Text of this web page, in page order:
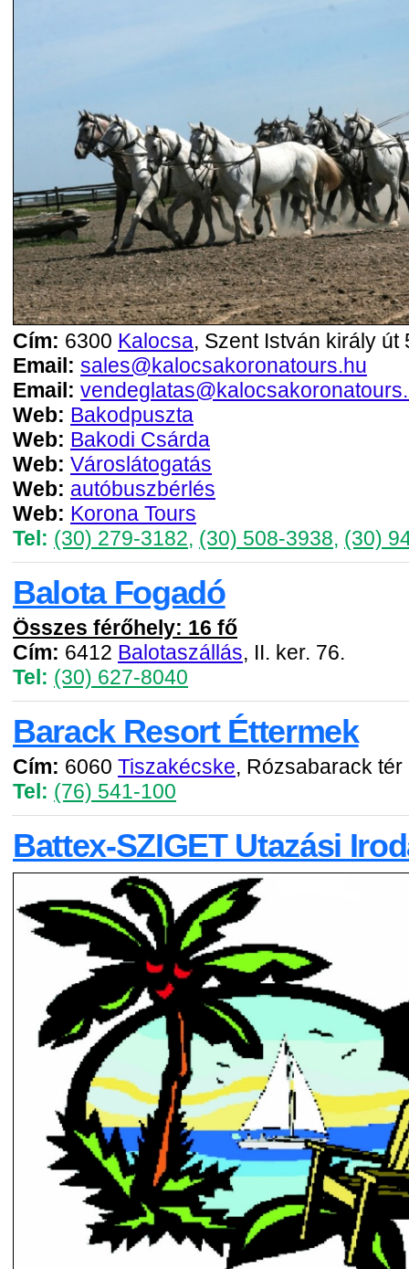
Cím: 6300 Kalocsa, Szent István király út
Email: sales@kalocsakoronatours.hu
Email:
Web: Bakodpuszta
Web: Bakodi Csárda
Web: Városlátogatás
Web: autóbuszbérlés
Web: Korona Tours
Tel: (30) 279-3182, (30) 508-3938, (30)
Balota Fogadó
Összes férőhely: 16 fő
Cím: 6412 Balotaszállás, II. ker. 76.
Tel: (30) 627-8040
Barack Resort Éttermek
Cím: 6060 Tiszakécske, Rózsabarack tér
Tel: (76) 541-100
Battex-SZIGET Utazási